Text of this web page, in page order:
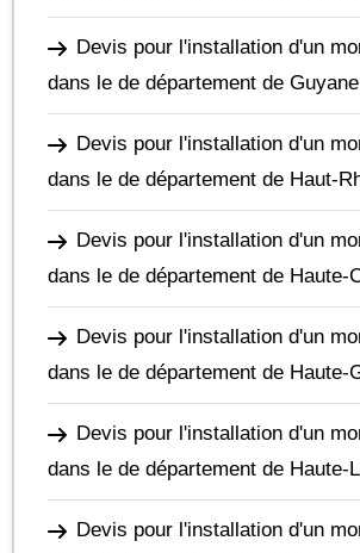
Devis pour l'installation d'un
dans le de département de Guyane
Devis pour l'installation d'un
dans le de département de Haut-
Devis pour l'installation d'un
dans le de département de Haute-
Devis pour l'installation d'un
dans le de département de Haute-
Devis pour l'installation d'un
dans le de département de Haute-
Devis pour l'installation d'un